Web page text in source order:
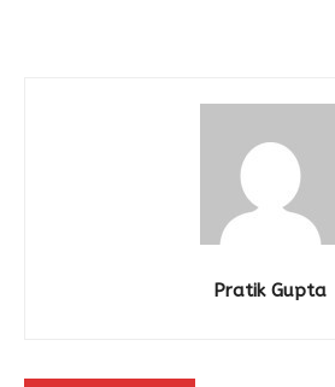
Pratik Gupta